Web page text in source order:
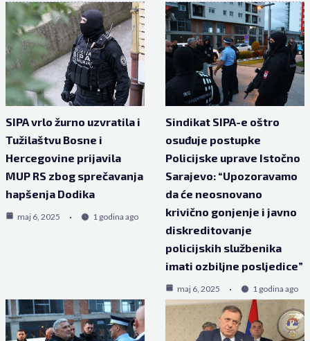
SIPA vrlo žurno uzvratila i
Tužilaštvu Bosne i
Hercegovine prijavila
MUP RS zbog sprečavanja
hapšenja Dodika
maj 6, 2025 1 godina ago
Sindikat SIPA-e oštro
osuđuje postupke
Policijske uprave Istočno
Sarajevo: “Upozoravamo
da će neosnovano
krivično gonjenje i javno
diskreditovanje
policijskih službenika
imati ozbiljne posljedice”
maj 6, 2025 1 godina ago